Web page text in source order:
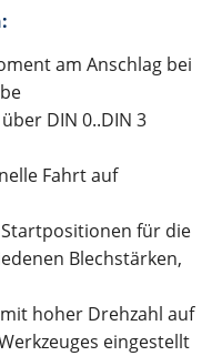
am Anschlag bei
DIN 0..DIN 3
Fahrt auf
für die
Blechstärken,
hoher Drehzahl auf
eingestellt